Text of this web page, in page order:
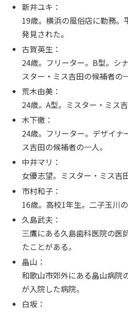
新井ユキ：
19歳。横浜の風俗店に勤務。
発見された。
古賀英生：
24歳。フリーター。B型。シ
スター・ミス吉田の候補者の
荒木由美：
24歳。A型。ミスター・ミス
木下徹：
24歳。フリーター。デザイナ
ス吉田の候補者の一人。
中井マリ：
女優志望。ミスター・ミス吉
市村和子：
16歳。高校1年生。二子玉川
久島武夫：
三鷹にある久島歯科医院の医
たことがある。
畠山：
和歌山市郊外にある畠山病院
が入院した病院。
白坂：